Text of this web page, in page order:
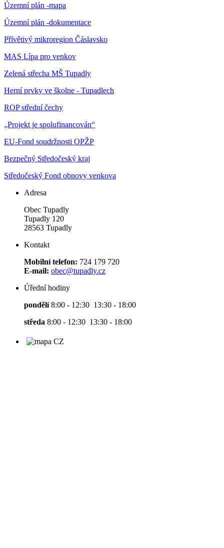
Územní plán -mapa
Územní plán -dokumentace
Přívětivý mikroregion Čáslavsko
MAS Lípa pro venkov
Zelená střecha MŠ Tupadly
Herní prvky ve školne - Tupadlech
ROP střední čechy
„Projekt je spolufinancován“
EU-Fond soudržnosti OPŽP
Bezpečný Středočeský kraj
Středočeský Fond obnovy venkova
Adresa
Obec Tupadly
Tupadly 120
28563 Tupadly
Kontakt
Mobilní telefon: 724 179 720
E-mail: obec@tupadly.cz
Úřední hodiny
pondělí8:00 - 12:30 13:30 - 18:00
středa 8:00 - 12:30 13:30 - 18:00